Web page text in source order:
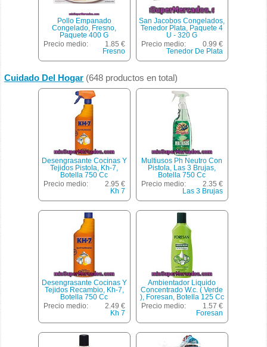
Pollo Empanado
Congelado, Fresno,
Paquete 400 G
Precio medio:
1.85 €
Fresno
San Jacobos Congelados,
Tenedor Plata, Paquete 4
U - 320 G
Precio medio:
0.99 €
Tenedor De Plata
Cuidado Del Hogar (648 productos en total)
Desengrasante Cocinas Y
Tejidos Pistola, Kh-7,
Botella 750 Cc
Precio medio:
2.95 €
Kh 7
Multiusos Ph Neutro Con
Pistola, Las 3 Brujas,
Botella 750 Cc
Precio medio:
2.35 €
Las 3 Brujas
Desengrasante Cocinas Y
Tejidos Recambio, Kh-7,
Botella 750 Cc
Precio medio:
2.49 €
Kh 7
Ambientador Liquido
Concentrado W.c. ( Verde
), Foresan, Botella 125 Cc
Precio medio:
1.57 €
Foresan